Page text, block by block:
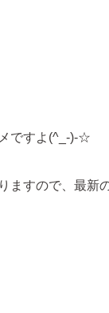
ですよ(^_-)-☆
ますので、最新